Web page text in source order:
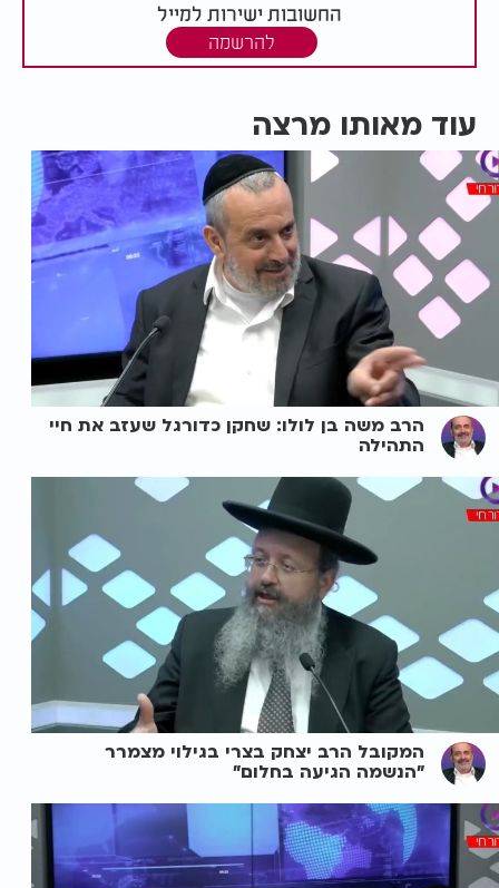
החשובות ישירות למייל
להרשמה
עוד מאותו מרצה
הרב משה בן לולו: שחקן כדורגל שעזב את חיי
התהילה
המקובל הרב יצחק בצרי בגילוי מצמרר
"הנשמה הגיעה בחלום"